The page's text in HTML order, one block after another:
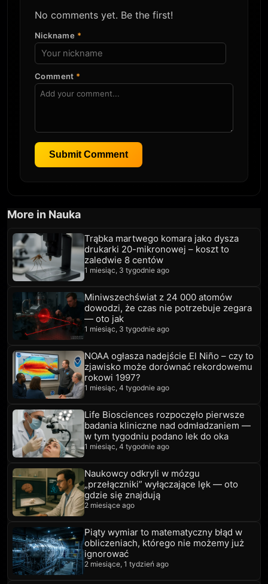
No comments yet. Be the first!
Nickname *
Comment *
Submit Comment
More in Nauka
Trąbka martwego komara jako dysza
drukarki 20-mikronowej – koszt to
zaledwie 8 centów
1 miesiąc, 3 tygodnie ago
Miniwszechświat z 24 000 atomów
dowodzi, że czas nie potrzebuje zegara
— oto jak
1 miesiąc, 3 tygodnie ago
NOAA ogłasza nadejście El Niño – czy to
zjawisko może dorównać rekordowemu
rokowi 1997?
1 miesiąc, 4 tygodnie ago
Life Biosciences rozpoczęło pierwsze
badania kliniczne nad odmładzaniem —
w tym tygodniu podano lek do oka
1 miesiąc, 4 tygodnie ago
Naukowcy odkryli w mózgu
„przełączniki” wyłączające lęk — oto
gdzie się znajdują
2 miesiące ago
Piąty wymiar to matematyczny błąd w
obliczeniach, którego nie możemy już
ignorować
2 miesiące, 1 tydzień ago